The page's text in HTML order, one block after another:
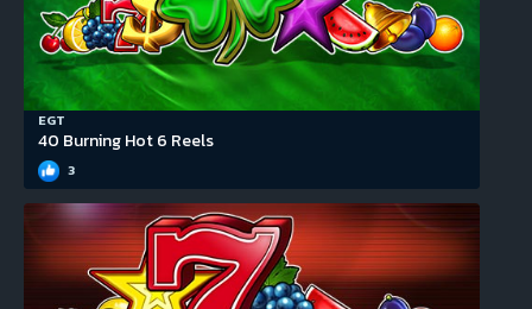
EGT
40 Burning Hot 6 Reels
3